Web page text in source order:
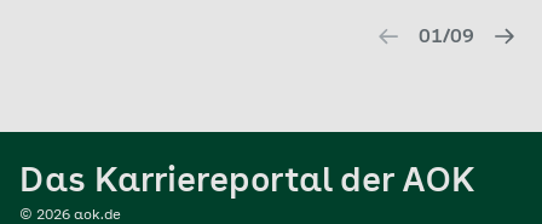
01/09
Das Karriereportal der AOK
© 2026 aok.de